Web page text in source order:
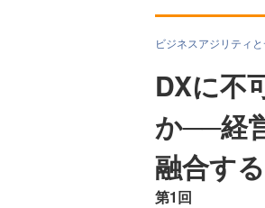
ビジネスアジリティ
DXに不
か──経
融合す
第1回